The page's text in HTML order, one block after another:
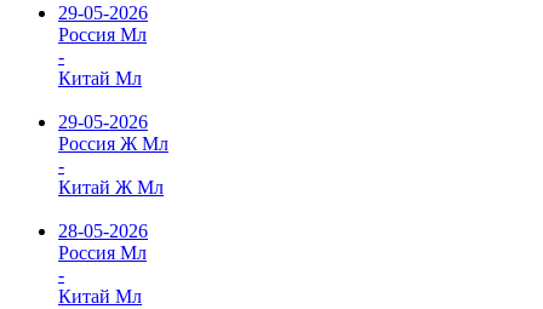
29-05-2026
Россия Мл
-
Китай Мл
29-05-2026
Россия Ж Мл
-
Китай Ж Мл
28-05-2026
Россия Мл
-
Китай Мл